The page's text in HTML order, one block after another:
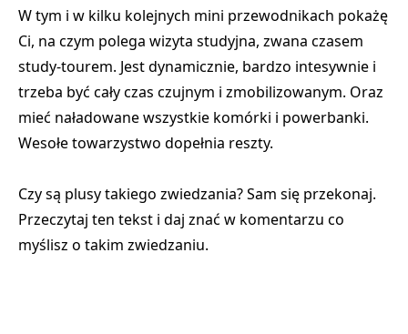
W tym i w kilku kolejnych mini przewodnikach pokażę
Ci, na czym polega wizyta studyjna, zwana czasem
study-tourem. Jest dynamicznie, bardzo intesywnie i
trzeba być cały czas czujnym i zmobilizowanym. Oraz
mieć naładowane wszystkie komórki i powerbanki.
Wesołe towarzystwo dopełnia reszty.
Czy są plusy takiego zwiedzania? Sam się przekonaj.
Przeczytaj ten tekst i daj znać w komentarzu co
myślisz o takim zwiedzaniu.